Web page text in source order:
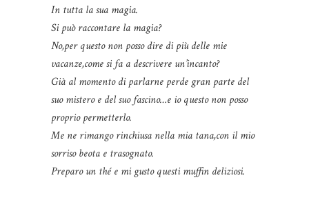
In tutta la sua magia.
Si può raccontare la magia?
No,per questo non posso dire di più delle mie
vacanze,come si fa a descrivere un’incanto?
Già al momento di parlarne perde gran parte del
suo mistero e del suo fascino…e io questo non posso
proprio permetterlo.
Me ne rimango rinchiusa nella mia tana,con il mio
sorriso beota e trasognato.
Preparo un thé e mi gusto questi muffin deliziosi.